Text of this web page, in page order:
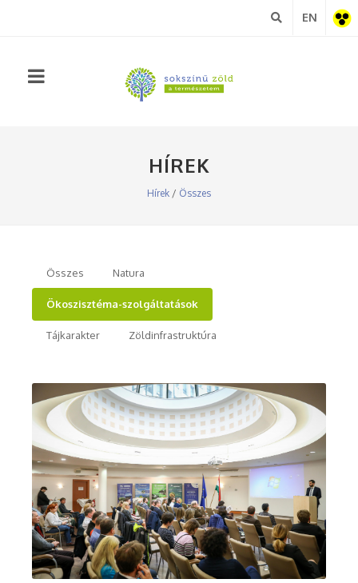
EN
HÍREK
Hírek / Összes
Összes Natura
Ökoszisztéma-szolgáltatások
Tájkarakter Zöldinfrastruktúra